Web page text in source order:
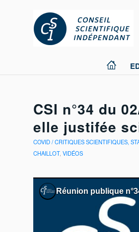
CSI n°34 du
elle justifée
COVID / CRITIQUES SCIENTIFIQUES,
CHAILLOT, VIDÉOS